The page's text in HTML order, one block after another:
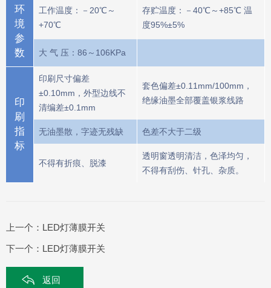
环
境
参
数
工作温度：－20℃～
+70℃
存贮温度：－40℃～+85℃ 温
度95%±5%
大 气 压：86～106KPa
印
刷
指
标
印刷尺寸偏差
±0.10mm，外型边线不
清编差±0.1mm
套色偏差±0.11mm/100mm，
绝缘油墨全部覆盖银浆线路
无油墨散，字迹无残缺 色差不大于二级
不得有折痕、脱漆
透明窗透明清洁，色泽均匀，
不得有刮伤、针孔、杂质。
上一个： LED灯薄膜开关
下一个： LED灯薄膜开关
返回